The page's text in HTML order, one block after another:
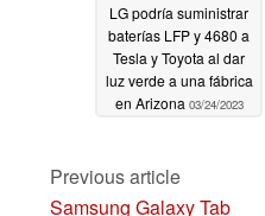
LG podría suministrar
baterías LFP y 4680 a
Tesla y Toyota al dar
luz verde a una fábrica
en Arizona 03/24/2023
Previous article
Samsung Galaxy Tab